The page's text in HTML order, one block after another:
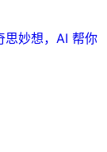
思妙想，AI 帮你